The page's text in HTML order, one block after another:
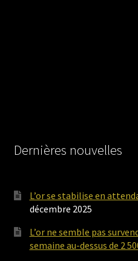
Dernières nouvelles
L’or se stabilise en
décembre 2025
L’or ne semble pas
semaine au-dessus de 2